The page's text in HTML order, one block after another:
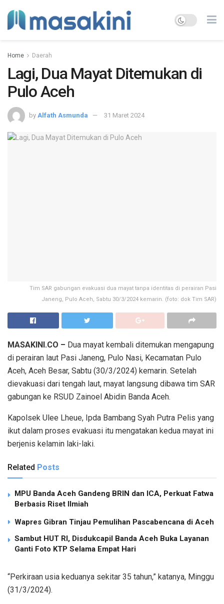
Home Daerah
Lagi, Dua Mayat Ditemukan di
Pulo Aceh
by Alfath Asmunda 31 Maret 2024
Tim SAR gabungan evakuasi dua mayat tanpa identitas di perairan Pasi
Janeng, Pulo Aceh, Sabtu 30/3/2024 kemarin. (foto: dok Tim SAR)
MASAKINI.CO – Dua mayat kembali ditemukan mengapung
di perairan laut Pasi Janeng, Pulo Nasi, Kecamatan Pulo
Aceh, Aceh Besar, Sabtu (30/3/2024) kemarin. Setelah
dievakuasi dari tengah laut, mayat langsung dibawa tim SAR
gabungan ke RSUD Zainoel Abidin Banda Aceh.
Kapolsek Ulee Lheue, Ipda Bambang Syah Putra Pelis yang
ikut dalam proses evakuasi itu mengatakan kedua mayat ini
berjenis kelamin laki-laki.
Related Posts
MPU Banda Aceh Gandeng BRIN dan ICA, Perkuat Fatwa
Berbasis Riset Ilmiah
Wapres Gibran Tinjau Pemulihan Pascabencana di Aceh
Sambut HUT RI, Disdukcapil Banda Aceh Buka Layanan
Ganti Foto KTP Selama Empat Hari
“Perkiraan usia keduanya sekitar 35 tahun,” katanya, Minggu
(31/3/2024).